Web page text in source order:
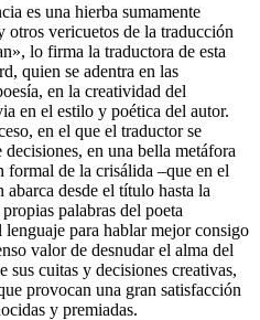
es una hierba sumamente
vericuetos de la traducción
lo firma la traductora de esta
quien se adentra en las
en la creatividad del
en el estilo y poética del autor.
en el que el traductor se
en una bella metáfora
formal de la crisálida –que en el
desde el título hasta la
palabras del poeta
para hablar mejor consigo
valor de desnudar el alma del
sus cuitas y decisiones creativas,
provocan una gran satisfacción
y premiadas.